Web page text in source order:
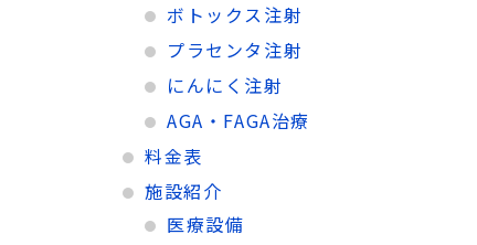
ボトックス注射
プラセンタ注射
にんにく注射
AGA・FAGA治療
料金表
施設紹介
医療設備